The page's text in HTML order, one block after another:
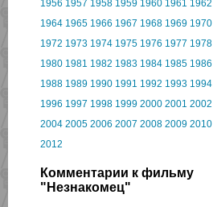
1956 1957 1958 1959 1960 1961 1962
1964 1965 1966 1967 1968 1969 1970
1972 1973 1974 1975 1976 1977 1978
1980 1981 1982 1983 1984 1985 1986
1988 1989 1990 1991 1992 1993 1994
1996 1997 1998 1999 2000 2001 2002
2004 2005 2006 2007 2008 2009 2010
2012
Комментарии к фильму
"Незнакомец"